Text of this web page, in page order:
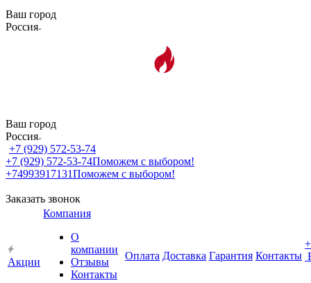
Ваш город
Россия
Ваш город
Россия
+7 (929) 572-53-74
+7 (929) 572-53-74Поможем с выбором!
+74993917131Поможем с выбором!
Заказать звонок
Акции
Компания
О
компании
Отзывы
Контакты
Оплата Доставка Гарантия Контакты
+